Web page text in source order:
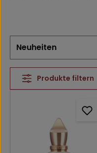
Produkte filtern